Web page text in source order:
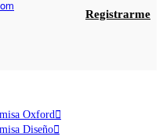
Registrarme
Oxford
Diseño